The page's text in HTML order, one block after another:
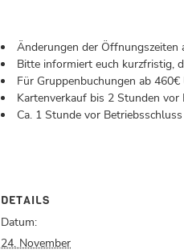
Änderungen der
Bitte informiert euch kurzfristig,
Für Gruppenbuchungen ab
Kartenverkauf bis 2 Stunden vor
Ca. 1 Stunde vor
DETAILS
Datum:
24. November